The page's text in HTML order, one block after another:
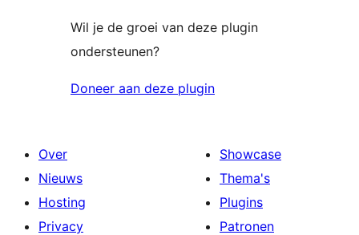
Wil je de groei van deze plugin
ondersteunen?
Doneer aan deze plugin
Over
Nieuws
Hosting
Privacy
Showcase
Thema's
Plugins
Patronen